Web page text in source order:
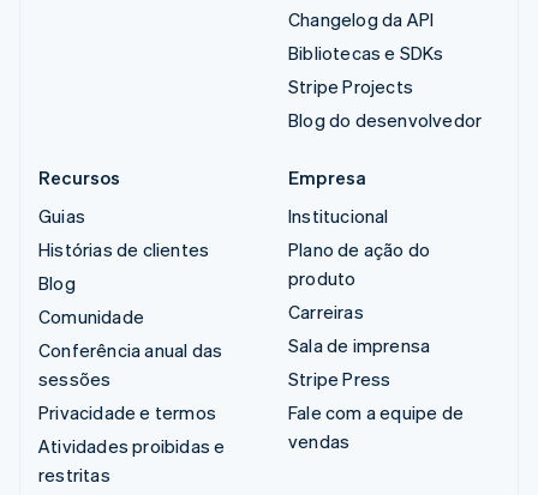
Changelog da API
Bibliotecas e SDKs
Stripe Projects
Blog do desenvolvedor
Recursos
Guias
Histórias de clientes
Blog
Comunidade
Conferência anual das
sessões
Privacidade e termos
Atividades proibidas e
restritas
Empresa
Institucional
Plano de ação do
produto
Carreiras
Sala de imprensa
Stripe Press
Fale com a equipe de
vendas